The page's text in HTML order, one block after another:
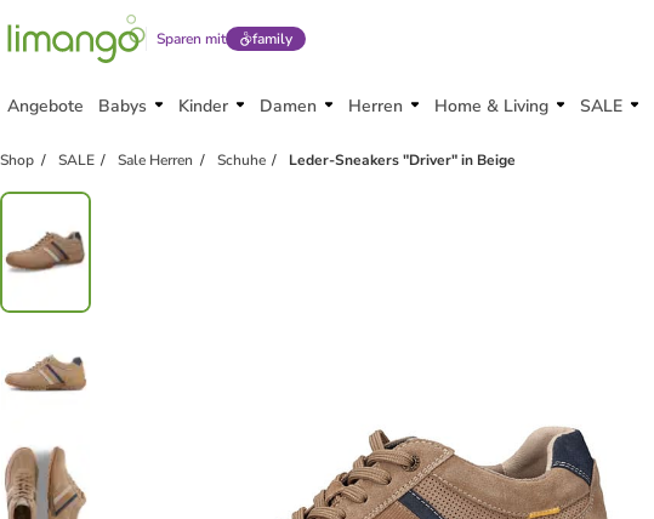
Sparen mit family
Angebote Babys Kinder Damen Herren Home & Living SALE
Shop SALE Sale Herren Schuhe Leder-Sneakers "Driver" in Beige
family exklusiv